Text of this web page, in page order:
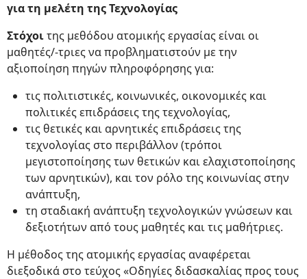
για τη μελέτη της Τεχνολογίας
Στόχοιτης μεθόδου ατομικής εργασίας είναι οι
μαθητές/-τριες να προβληματιστούν με την
αξιοποίηση πηγών πληροφόρησης για:
τις πολιτιστικές, κοινωνικές, οικονομικές και
πολιτικές επιδράσεις της τεχνολογίας,
τις θετικές και αρνητικές επιδράσεις της
τεχνολογίας στο περιβάλλον (τρόποι
μεγιστοποίησης των θετικών και ελαχιστοποίησης
των αρνητικών), και τον ρόλο της κοινωνίας στην
ανάπτυξη,
τη σταδιακή ανάπτυξη τεχνολογικών γνώσεων και
δεξιοτήτων από τους μαθητές και τις μαθήτριες.
Η μέθοδος της ατομικής εργασίας αναφέρεται
διεξοδικά στο τεύχος «Οδηγίες διδασκαλίας προς τους